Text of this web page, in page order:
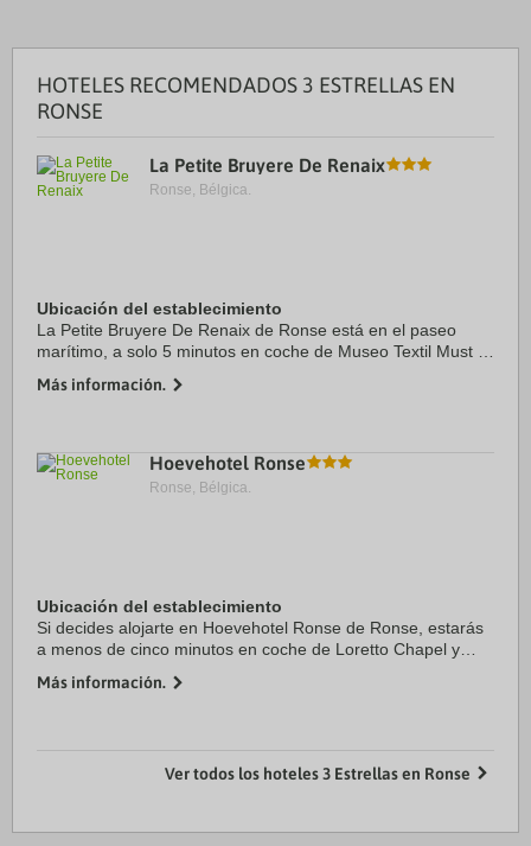
HOTELES RECOMENDADOS 3 ESTRELLAS EN
RONSE
La Petite Bruyere De Renaix
Ronse, Bélgica.
Ubicación del establecimiento
La Petite Bruyere De Renaix de Ronse está en el paseo
marítimo, a solo 5 minutos en coche de Museo Textil Must y
campo de golf se encuentra a 3,8 ...
Más información.
Hoevehotel Ronse
Ronse, Bélgica.
Ubicación del establecimiento
Si decides alojarte en Hoevehotel Ronse de Ronse, estarás
a menos de cinco minutos en coche de Loretto Chapel y
km de Beggars Tower y a 3 km de ...
Más información.
Ver todos los hoteles 3 Estrellas en Ronse